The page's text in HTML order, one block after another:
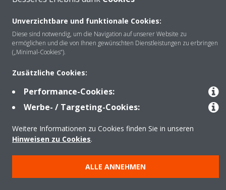
Über Daikin
Lösungen
Kontakt
Copyright © Daikin
Unverzichtbare und funktionale Cookies:
Diese sind notwendig, um die Navigation auf unserer Website zu
ermöglichen und die von Ihnen gewünschten Dienstleistungen zu erbringen
(„Minimal-Cookies“).
Zusätzliche Cookies:
Performance-Cookies:
Werbe- / Targeting-Cookies:
Weitere Informationen zu Cookies finden Sie in unseren
Hinweisen zu Cookies.
ALLE ANNEHMEN